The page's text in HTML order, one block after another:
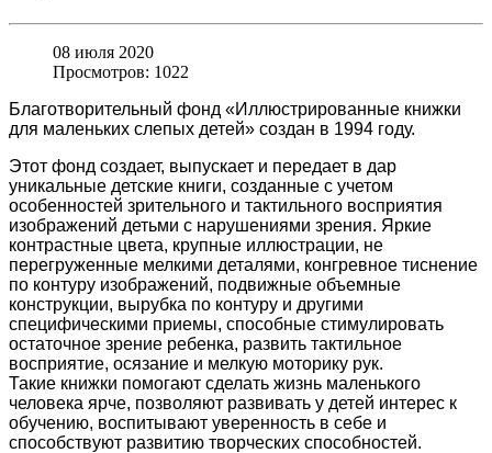
08 июля 2020
Просмотров: 1022
Благотворительный фонд «Иллюстрированные книжки
для маленьких слепых детей» создан в 1994 году.
Этот фонд создает, выпускает и передает в дар
уникальные детские книги, созданные с учетом
особенностей зрительного и тактильного восприятия
изображений детьми с нарушениями зрения. Яркие
контрастные цвета, крупные иллюстрации, не
перегруженные мелкими деталями, конгревное тиснение
по контуру изображений, подвижные объемные
конструкции, вырубка по контуру и другими
специфическими приемы, способные стимулировать
остаточное зрение ребенка, развить тактильное
восприятие, осязание и мелкую моторику рук.
Такие книжки помогают сделать жизнь маленького
человека ярче, позволяют развивать у детей интерес к
обучению, воспитывают уверенность в себе и
способствуют развитию творческих способностей.